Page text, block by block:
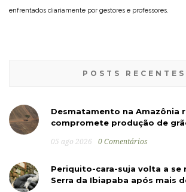
enfrentados diariamente por gestores e professores.
POSTS RECENTES
Desmatamento na Amazônia
compromete produção de
05 ago 2026 0 Comentários
Periquito-cara-suja volta a se
Serra da Ibiapaba após mais